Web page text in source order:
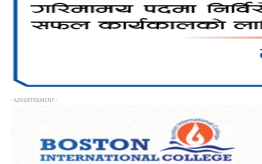
- ADVERTISEMENT -